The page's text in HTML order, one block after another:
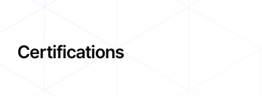
Certifications